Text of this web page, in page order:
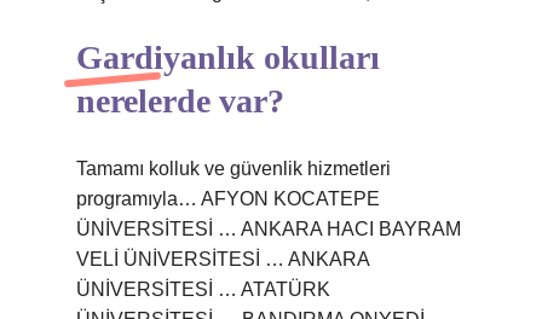
Gardiyanlık okulları
nerelerde var?
Tamamı kolluk ve güvenlik hizmetleri
programıyla… AFYON KOCATEPE
ÜNİVERSİTESİ … ANKARA HACI BAYRAM
VELİ ÜNİVERSİTESİ … ANKARA
ÜNİVERSİTESİ … ATATÜRK